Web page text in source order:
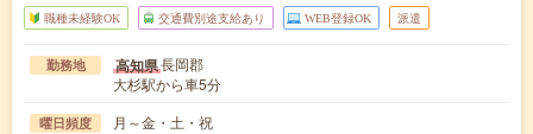
職種未経験OK 交通費別途支給あり WEB登録OK 派遣
勤務地 高知県長岡郡
大杉駅から車5分
曜日頻度 月～金・土・祝